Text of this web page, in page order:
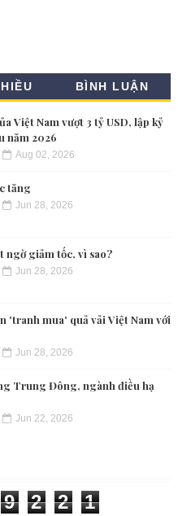
BÌNH LUẬN
Việt Nam vượt 3 tỷ USD, lập kỷ
năm 2026
Aug 02, 2026
tăng
Jun 28, 2026
ngờ giảm tốc, vì sao?
Jun 28, 2026
'tranh mua' quả vải Việt Nam với
Jun 28, 2026
Trung Đông, ngành điều hạ
Jun 22, 2026
9 2 2 1